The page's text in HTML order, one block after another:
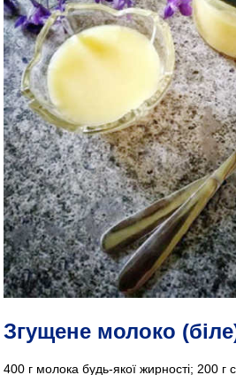
Згущене молоко
400 г молока будь-якої жирності; 200 г